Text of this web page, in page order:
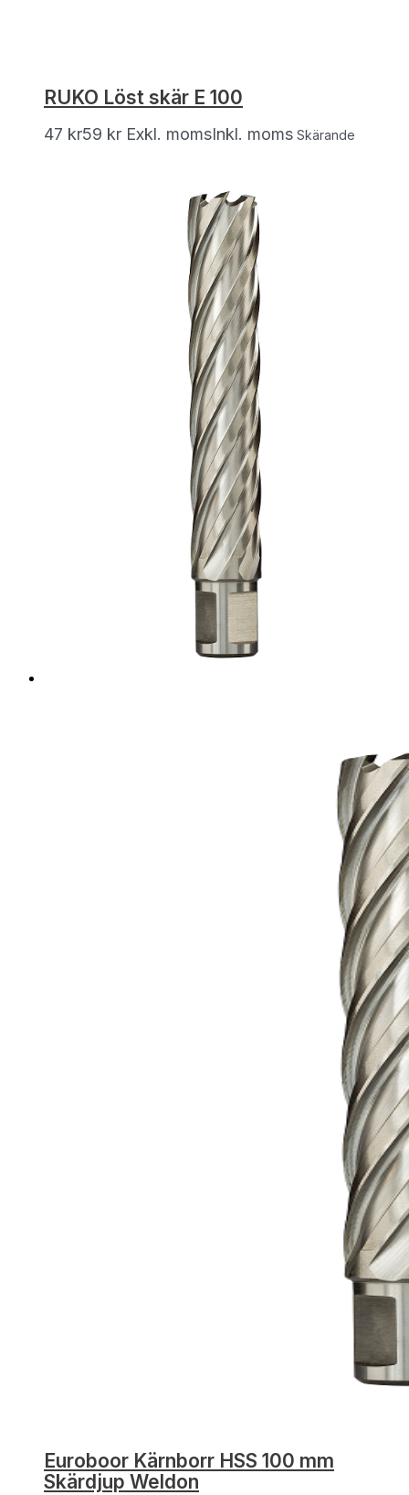
RUKO Löst skär E 100
47 kr59 kr Exkl. momsInkl. moms Skärande
Euroboor Kärnborr HSS 100 mm
Skärdjup Weldon